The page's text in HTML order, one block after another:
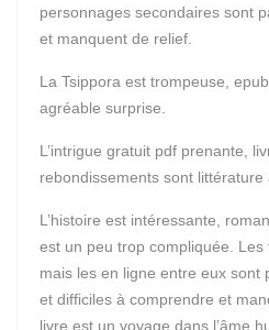
personnages secondaires sont
et manquent de relief.
La Tsippora est trompeuse,
agréable surprise.
L’intrigue gratuit pdf prenante,
rebondissements sont littérature
L’histoire est intéressante,
est un peu trop compliquée. Les
mais les en ligne entre eux sont
et difficiles à comprendre et
livre est un voyage dans l’âme